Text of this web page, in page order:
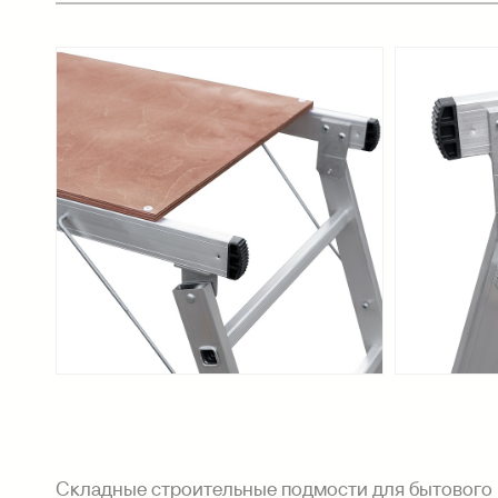
Складные строительные подмости для